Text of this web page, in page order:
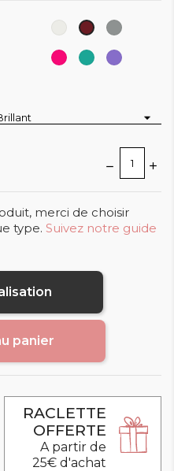
BlancRougeGris
RoseTurquoiseLavande
merci de choisir
type. Suivez notre guide
panier
RACLETTE
OFFERTE
A partir de
25€ d'achat